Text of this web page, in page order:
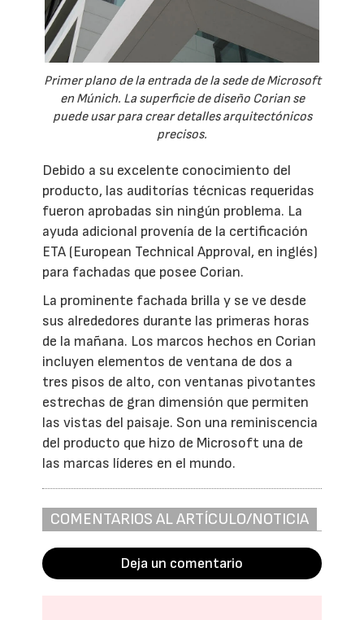
Primer plano de la entrada de la sede de Microsoft
en Múnich. La superficie de diseño Corian se
puede usar para crear detalles arquitectónicos
precisos.
Debido a su excelente conocimiento del
producto, las auditorías técnicas requeridas
fueron aprobadas sin ningún problema. La
ayuda adicional provenía de la certificación
ETA (European Technical Approval, en inglés)
para fachadas que posee Corian.
La prominente fachada brilla y se ve desde
sus alrededores durante las primeras horas
de la mañana. Los marcos hechos en Corian
incluyen elementos de ventana de dos a
tres pisos de alto, con ventanas pivotantes
estrechas de gran dimensión que permiten
las vistas del paisaje. Son una reminiscencia
del producto que hizo de Microsoft una de
las marcas líderes en el mundo.
COMENTARIOS AL ARTÍCULO/NOTICIA
Deja un comentario